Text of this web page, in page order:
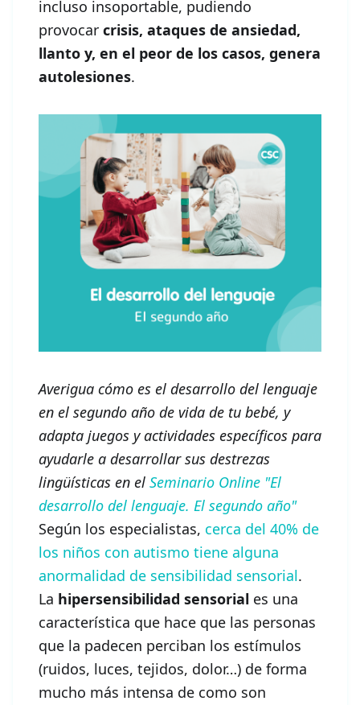
incluso insoportable, pudiendo
provocar crisis, ataques de ansiedad,
llanto y, en el peor de los casos, genera
autolesiones.
Averigua cómo es el desarrollo del lenguaje
en el segundo año de vida de tu bebé, y
adapta juegos y actividades específicos para
ayudarle a desarrollar sus destrezas
lingüísticas en el Seminario Online "El
desarrollo del lenguaje. El segundo año"
Según los especialistas, cerca del 40% de
los niños con autismo tiene alguna
anormalidad de sensibilidad sensorial.
La hipersensibilidad sensorial es una
característica que hace que las personas
que la padecen perciban los estímulos
(ruidos, luces, tejidos, dolor…) de forma
mucho más intensa de como son